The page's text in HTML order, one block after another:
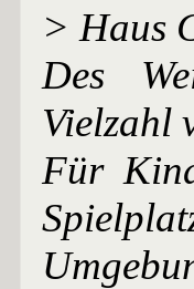
> Haus
Des
Vielzahl
Für